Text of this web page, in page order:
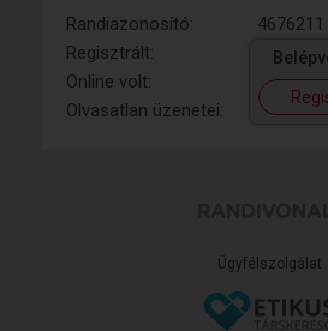
Randiazonosító:
4676211
Regisztrált:
Online volt:
Olvasatlan üzenetei:
Ügyfélszolgálat